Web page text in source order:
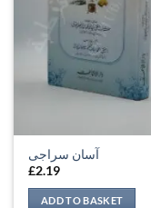
آسان سراجی
£2.19
ADD TO BASKET